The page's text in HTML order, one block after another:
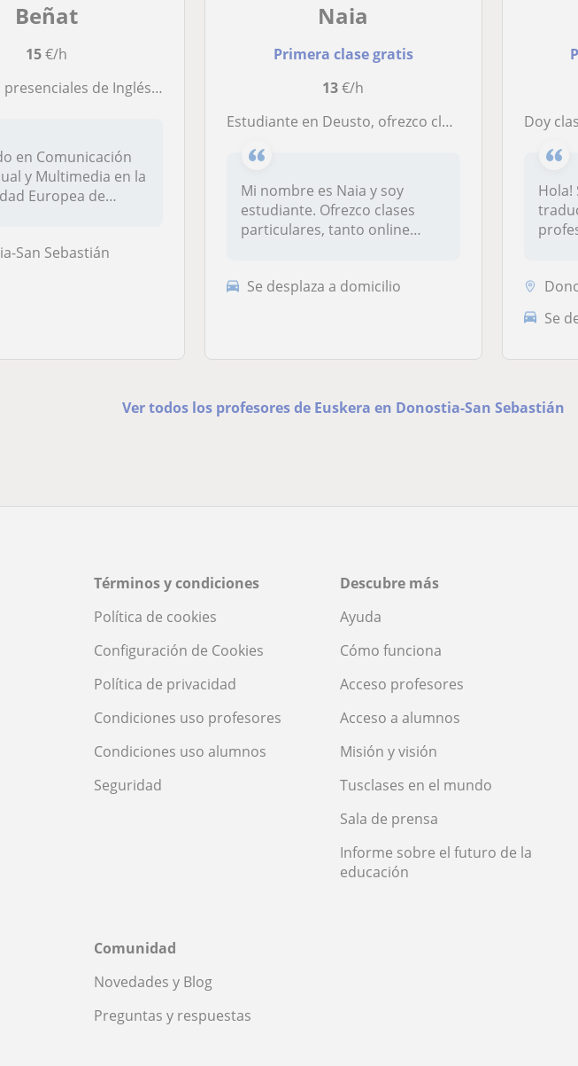
Beñat
15€/h
de Inglés, Castellano, y alta Cocina
en Comunicación
y Multimedia en la
Europea de
San Sebastián
Naia
Primera clase gratis
13€/h
Estudiante en Deusto, ofrezco clases de apoyo para primaria, ESO y bachillerato. Cursé el bachillerato científico en Aldapeta
Mi nombre es Naia y soy
estudiante. Ofrezco clases
particulares, tanto online
Se desplaza a domicilio
Doy clases
Hola!
Se
Ver todos los profesores de Euskera en Donostia-San Sebastián
Términos y condiciones
Política de cookies
Configuración de Cookies
Política de privacidad
Condiciones uso profesores
Condiciones uso alumnos
Seguridad
Descubre más
Ayuda
Cómo funciona
Acceso profesores
Acceso a alumnos
Misión y visión
Tusclases en el mundo
Sala de prensa
Informe sobre el futuro de la
educación
Comunidad
Novedades y Blog
Preguntas y respuestas